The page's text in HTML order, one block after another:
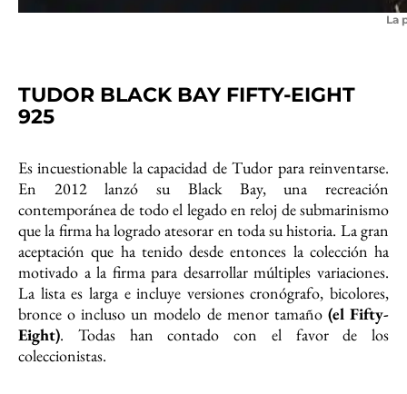
La
TUDOR BLACK BAY FIFTY-EIGHT
925
Es incuestionable la capacidad de Tudor para reinventarse.
En 2012 lanzó su Black Bay, una recreación
contemporánea de todo el legado en reloj de submarinismo
que la firma ha logrado atesorar en toda su historia. La gran
aceptación que ha tenido desde entonces la colección ha
motivado a la firma para desarrollar múltiples variaciones.
La lista es larga e incluye versiones cronógrafo, bicolores,
bronce o incluso un modelo de menor tamaño (el Fifty-
Eight). Todas han contado con el favor de los
coleccionistas.